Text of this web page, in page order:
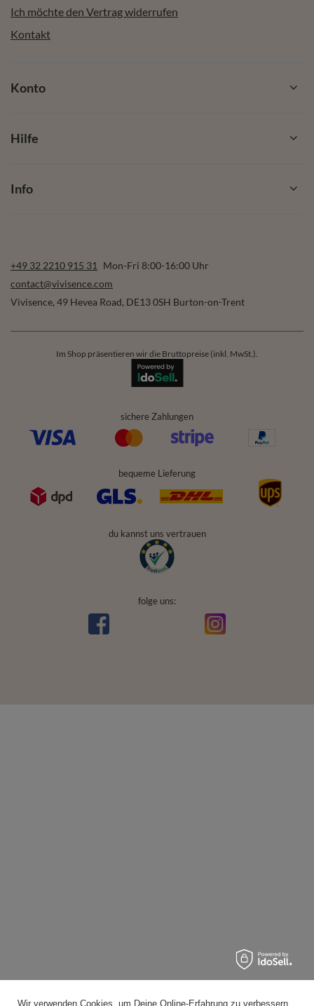
Ich möchte den Vertrag widerrufen
Kontakt
Konto
Hilfe
Info
+49 32 2210 915 31
Mon-Fri 8:00-16:00 Uhr
contact@vivisence.com
Vivisence, 49 Hevea Road, DE13 0SH Burton-on-Trent
Im Shop präsentieren wir die Bruttopreise (inkl. MwSt.).
sichere Zahlungen
bequeme Lieferung
du kannst uns vertrauen
folge uns:
Wir verwenden Cookies, um Deine Online-Erfahrung zu verbessern,